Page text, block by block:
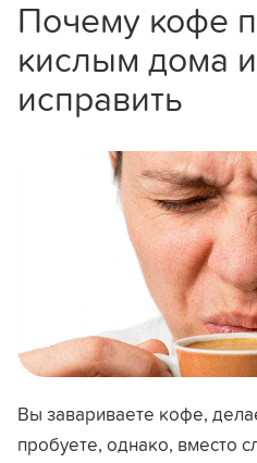
Почему кофе
кислым дома и
исправить
Вы завариваете кофе,
пробуете, однако, вместо